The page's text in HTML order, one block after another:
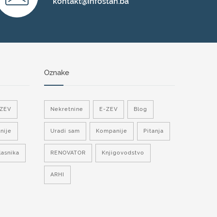
Oznake
Nekretnine E-ZEV Blog
Uradi sam Kompanije Pitanja
RENOVATOR Knjigovodstvo
ARHI